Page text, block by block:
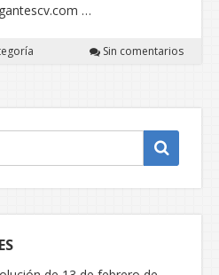
…
Sin comentarios